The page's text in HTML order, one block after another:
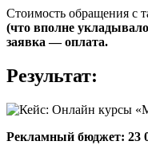
Стоимость обращения с
(что вполне
заявка — оплата.
Результат:
Рекламный бюджет: 23